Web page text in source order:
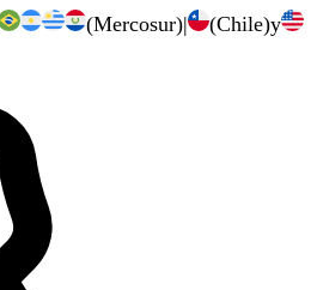
(Mercosur)| (Chile)y